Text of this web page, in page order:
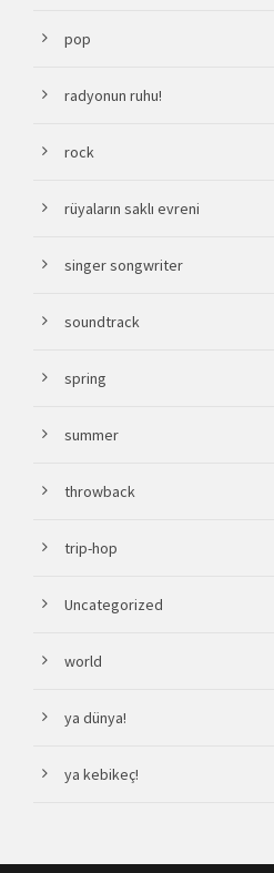
pop
radyonun ruhu!
rock
rüyaların saklı evreni
singer songwriter
soundtrack
spring
summer
throwback
trip-hop
Uncategorized
world
ya dünya!
ya kebikeç!